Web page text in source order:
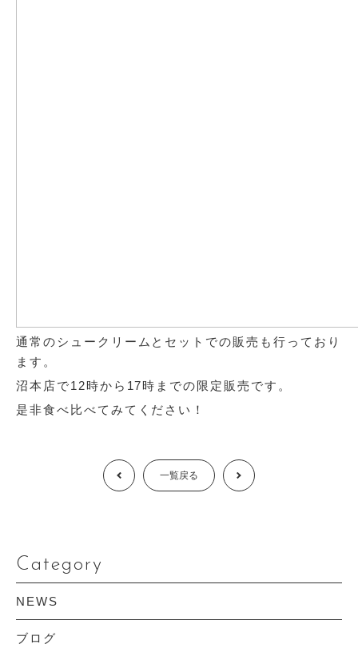
通常のシュークリームとセットでの販売も行っており
ます。
沼本店で12時から17時までの限定販売です。
是非食べ比べてみてください！
Prev 一覧戻る Next
Category
NEWS
ブログ